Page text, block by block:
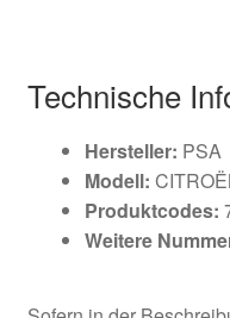
Technische
Hersteller: PSA
Modell:
Produktcodes:
Weitere